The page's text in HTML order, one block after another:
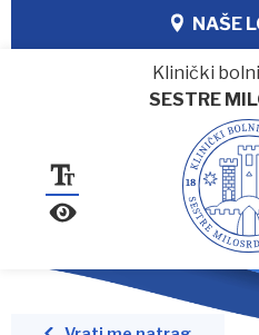
NAŠE
Klinički
SESTRE